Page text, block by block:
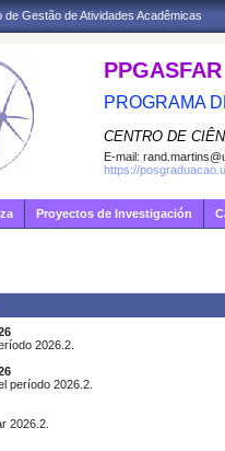
de Gestão de Atividades Acadêmicas
PPGASFAR
PROGRAMA
CENTRO DE
E-mail:
https://
Proyectos de Investigación
2026.2.
período 2026.2.
2026.2.